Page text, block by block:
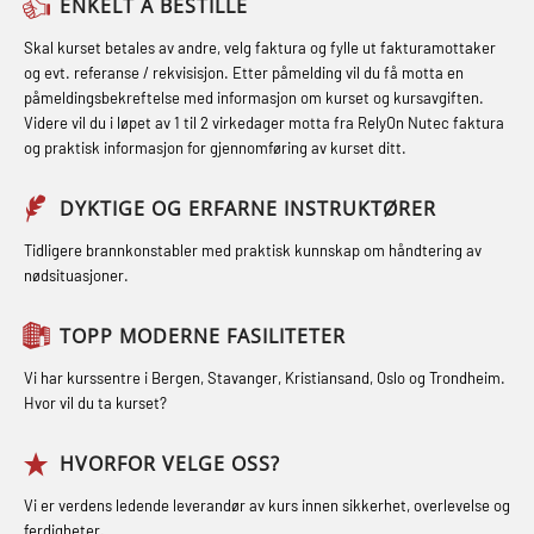
Fallsikring (FAR108)
Førstehjelp – repetisjon (OFA102)
Førstehjelp grunnkurs (OFABLE101)
GOC sertifikat grunnleggende
(GMDSS) (MRC101)
GOC sertifikat repetisjon (GMDSS)
(MRC102)
GSK Sikkerhetskurs offshore for
oljearbeidere (OBS1055)
GWO: BST – Offshore (Blended with
(RBSBLE018)
STCW kombi oppdatering offiserer
og med.behandling (MBS134)
STCW Kombi Oppdatering Offiserer
og Medisinsk Behandling med
Webinar (MBS1341)
STCW Oppdatering for offiserer 24 t
(MBS114)
STCW Medisinsk førstehjelp (MFA1081)
STCW Medisinsk førstehjelp
oppdatering (MBSBLE025)
STCW Oppdatering Medisinsk
inkl. brannslukning (FSC121)
Hjertestarter brukerkurs (OFA107)
Røykdykking industrivern –
repetisjon (LFI105)
Sikkerhetskurs for ansatte på
oppdrettsanlegg (LBS100)
Ulykkesgransking – Webinar (LSP103)
(LFI100)
ENKELT Å BESTILLE
Skal kurset betales av andre, velg faktura og fylle ut fakturamottaker
og evt. referanse / rekvisisjon. Etter påmelding vil du få motta en
påmeldingsbekreftelse med informasjon om kurset og kursavgiften.
Videre vil du i løpet av 1 til 2 virkedager motta fra RelyOn Nutec faktura
og praktisk informasjon for gjennomføring av kurset ditt.
DYKTIGE OG ERFARNE INSTRUKTØRER
Tidligere brannkonstabler med praktisk kunnskap om håndtering av
nødsituasjoner.
TOPP MODERNE FASILITETER
Vi har kurssentre i Bergen, Stavanger, Kristiansand, Oslo og Trondheim.
Hvor vil du ta kurset?
HVORFOR VELGE OSS?
Vi er verdens ledende leverandør av kurs innen sikkerhet, overlevelse og
ferdigheter.